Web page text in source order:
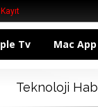
Kayıt
Tv Mac
Teknoloji